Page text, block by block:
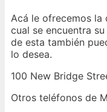
Acá le ofrecemos la
cual se encuentra
de esta también
lo desea.
100 New Bridge
Otros teléfonos de